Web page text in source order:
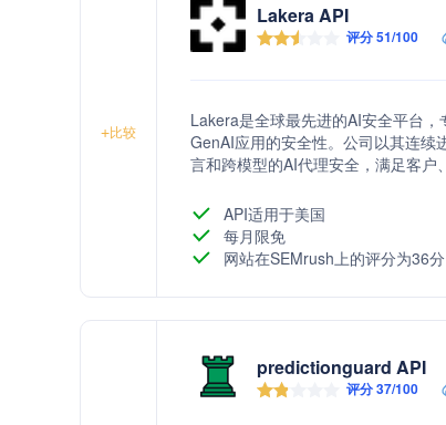
+比较
Lakera API
评分 51/100
Lakera是全球最先进的AI安全平台
GenAI应用的安全性。公司以其连续
言和跨模型的AI代理安全，满足客户
API适用于美国
每月限免
网站在SEMrush上的评分为36分
predictionguard API
评分 37/100